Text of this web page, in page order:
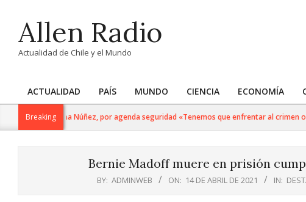
contentAllen Radio
Actualidad de Chile y el Mundo
Primary
Navigation
ACTUALIDAD PAÍS MUNDO CIENCIA ECONOMÍA
Breaking
Paulina Núñez, por agenda seguridad «Tenemos que enfrentar al crimen
Bernie Madoff muere en prisión
BY: ADMINWEB ON: 14 DE ABRIL DE 2021 IN: